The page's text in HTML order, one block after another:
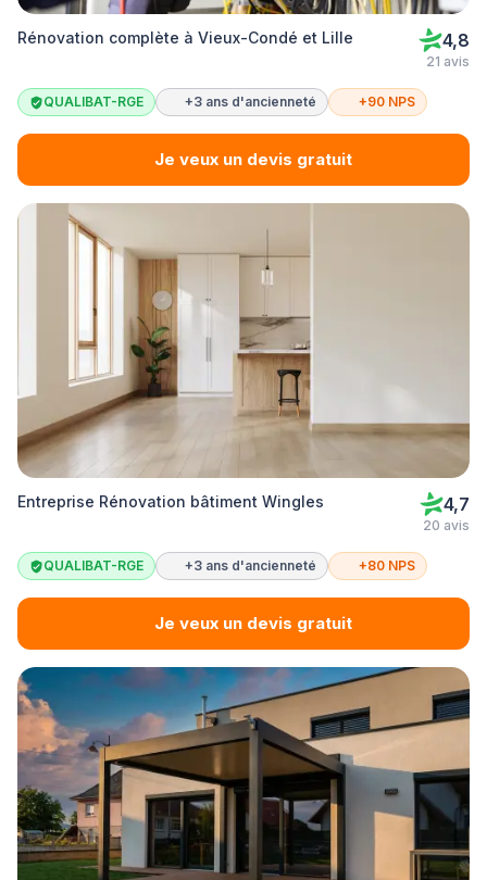
Rénovation complète à Vieux-Condé et Lille 4,8
21 avis
QUALIBAT-RGE +3 ans d'ancienneté +90 NPS
Je veux un devis gratuit
Entreprise Rénovation bâtiment Wingles 4,7
20 avis
QUALIBAT-RGE +3 ans d'ancienneté +80 NPS
Je veux un devis gratuit